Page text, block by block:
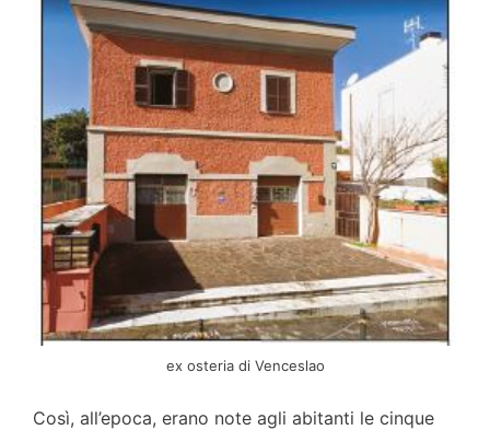
ex osteria di Venceslao
Così, all’epoca, erano note agli abitanti le cinque